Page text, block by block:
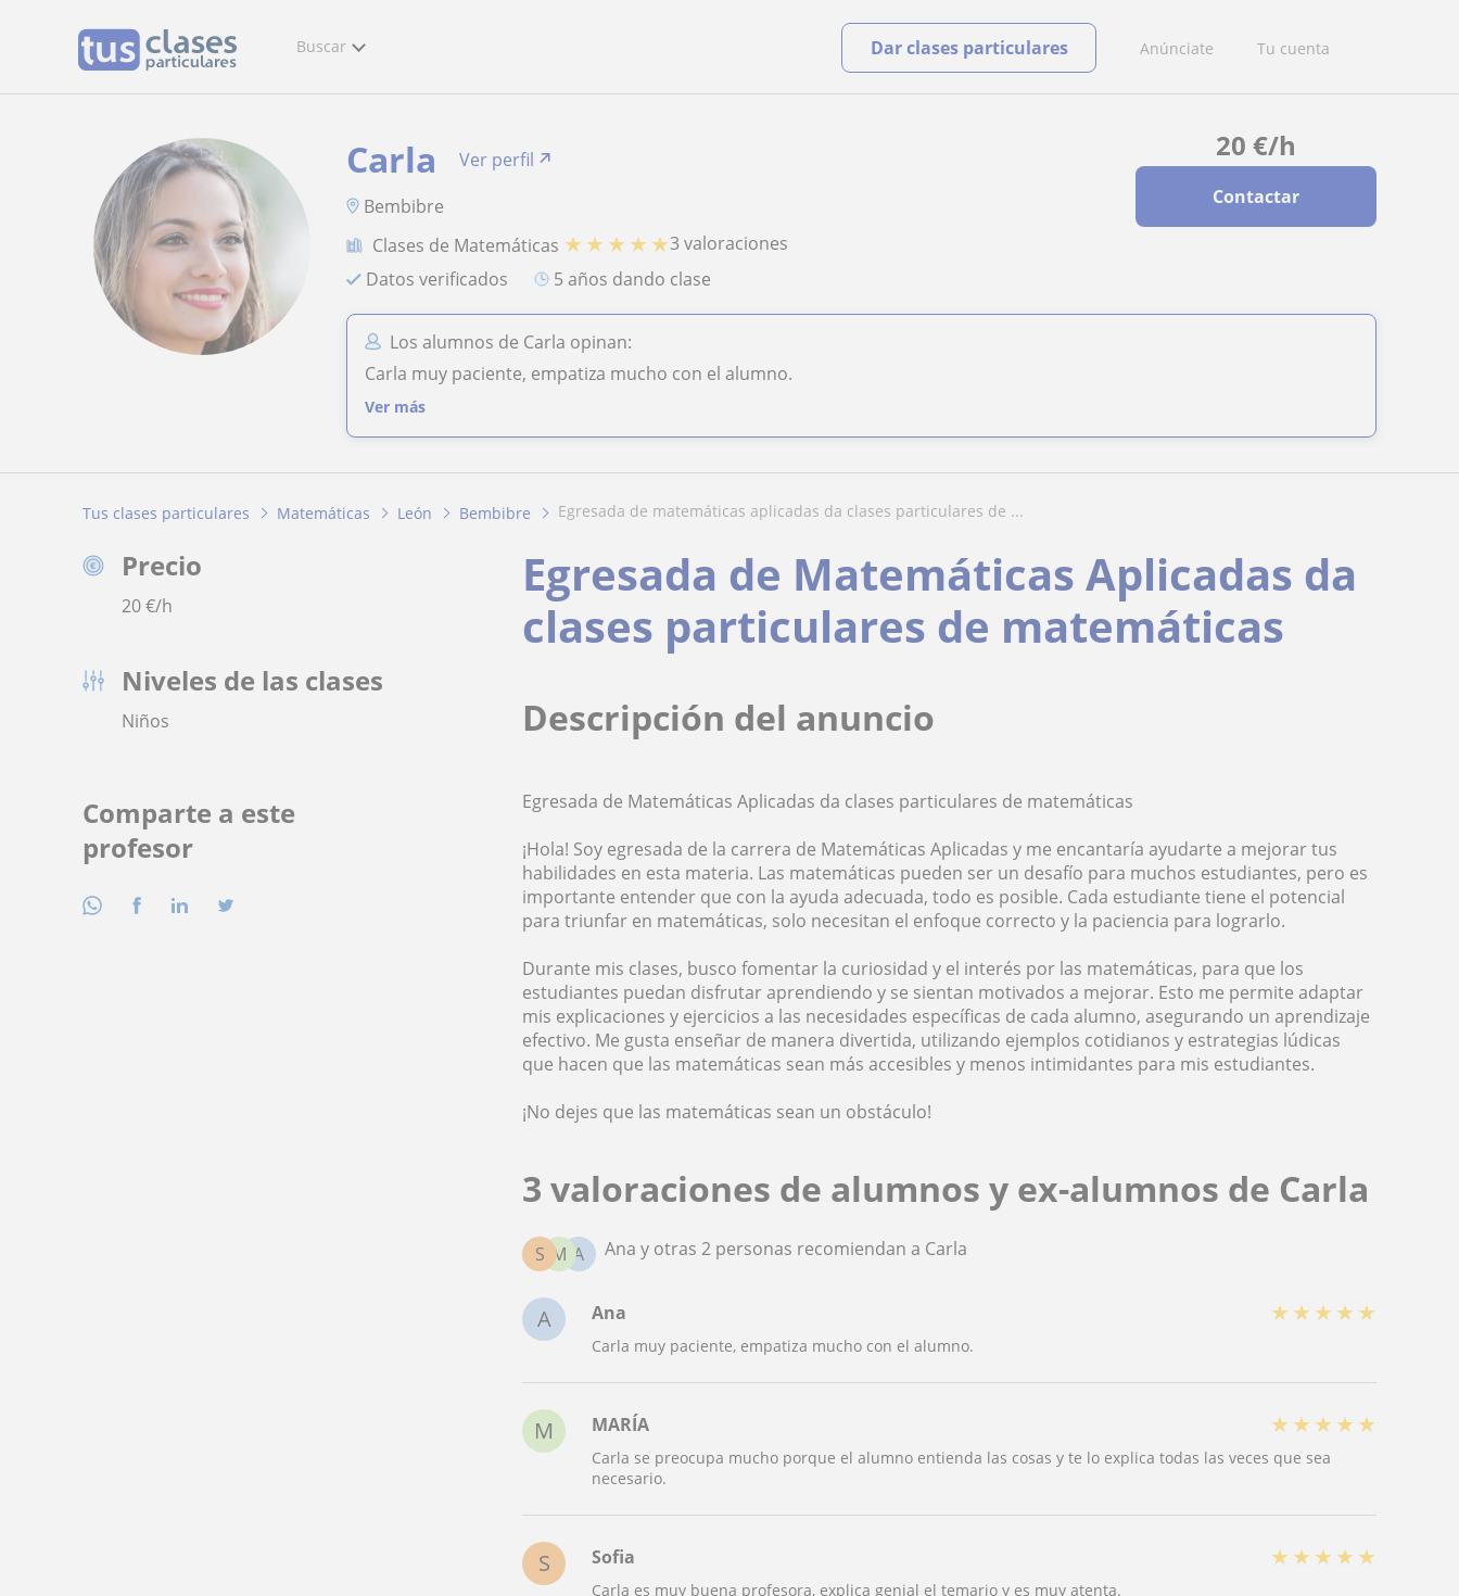
Buscar Anúnciate Tu cuenta
Dar clases particulares
20 €/h
Contactar
Carla
Ver perfil
Bembibre
Clases de Matemáticas ★ ★ ★ ★ ★3 valoraciones
Datos verificados
5 años dando clase
Los alumnos de Carla opinan:
Carla muy paciente, empatiza mucho con el alumno.
Ver más
Tus clases particulares Matemáticas León Bembibre egresada de matemáticas aplicadas da clases particulares de ...
Precio
20€/h
Niveles de las clases
Niños
Comparte a este
profesor
Egresada de Matemáticas Aplicadas da
clases particulares de matemáticas
Descripción del anuncio
Egresada de Matemáticas Aplicadas da clases particulares de matemáticas
¡Hola! Soy egresada de la carrera de Matemáticas Aplicadas y me encantaría ayudarte a mejorar tus
habilidades en esta materia. Las matemáticas pueden ser un desafío para muchos estudiantes, pero es
importante entender que con la ayuda adecuada, todo es posible. Cada estudiante tiene el potencial
para triunfar en matemáticas, solo necesitan el enfoque correcto y la paciencia para lograrlo.
Durante mis clases, busco fomentar la curiosidad y el interés por las matemáticas, para que los
estudiantes puedan disfrutar aprendiendo y se sientan motivados a mejorar. Esto me permite adaptar
mis explicaciones y ejercicios a las necesidades específicas de cada alumno, asegurando un aprendizaje
efectivo. Me gusta enseñar de manera divertida, utilizando ejemplos cotidianos y estrategias lúdicas
que hacen que las matemáticas sean más accesibles y menos intimidantes para mis estudiantes.
¡No dejes que las matemáticas sean un obstáculo!
3 valoraciones de alumnos y ex-alumnos de Carla
A
M
S Ana y otras 2 personas recomiendan a Carla
A Ana ★ ★ ★ ★ ★
Carla muy paciente, empatiza mucho con el alumno.
M MARÍA ★ ★ ★ ★ ★
Carla se preocupa mucho porque el alumno entienda las cosas y te lo explica todas las veces que sea
necesario.
S Sofia ★ ★ ★ ★ ★
Carla es muy buena profesora, explica genial el temario y es muy atenta.